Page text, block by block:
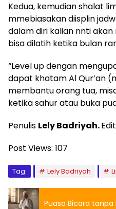
Kedua, kemudian shalat
mmebiasakan diisplin
dalam diri kalian nnti
bisa dilatih ketika bulan
“Level up dengan
dapat khatam Al Qur’an
membantu orang tua,
ketika sahur atau buka
Penulis Lely Badriyah.
Post Views: 107
Tag: Lely Badriyah
Puasa Bicara tanpa